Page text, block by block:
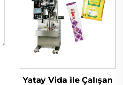
Yatay Vida ile Çalışan